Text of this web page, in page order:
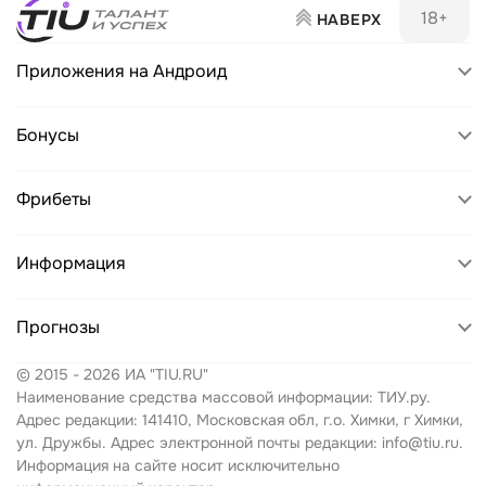
НАВЕРХ 18+
Приложения на Андроид
Леон
Бетсити
Марафон
Фонбет
Винлайн
Бонусы
Leon
Марафон
Betcity
Melbet
Фрибеты
Леон
Винлайн
Фонбет
Марафон
Информация
Пользовательское соглашение
Согласие на обработку персональных данных
Контакты
Прогнозы
Прогнозы на спорт
Футбол
Хоккей
© 2015 - 2026 ИА "TIU.RU"
Наименование средства массовой информации: ТИУ.ру.
Адрес редакции: 141410, Московская обл, г.о. Химки, г Химки,
ул. Дружбы. Адрес электронной почты редакции: info@tiu.ru.
Информация на сайте носит исключительно